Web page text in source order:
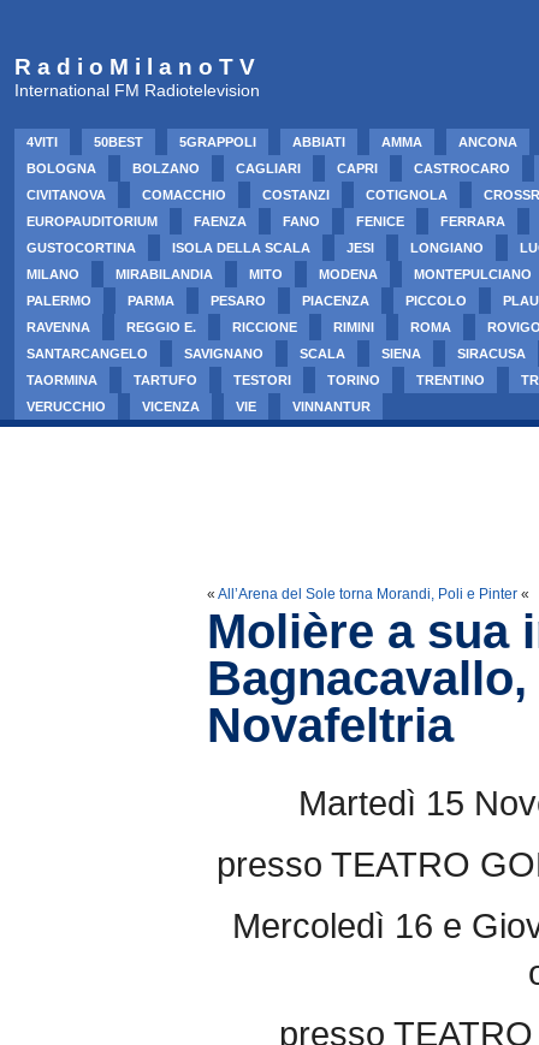
R a d i o M i l a n o T V
International FM Radiotelevision
4VITI 50BEST 5GRAPPOLI ABBIATI AMMA
ANCONA
BOLOGNA
BOLZANO CAGLIARI CAPRI
CASTROCARO
CIVITANOVA
COMACCHIO COSTANZI COTIGNOLA
EUROPAUDITORIUM
FAENZA FANO FENICE
FERRARA
GUSTOCORTINA
ISOLA DELLA SCALA JESI LONGIANO
MILANO
MIRABILANDIA MITO MODENA
MONTEPULCIANO
PALERMO
PARMA PESARO PIACENZA PICCOLO
RAVENNA
REGGIO E. RICCIONE RIMINI ROMA
SANTARCANGELO
SAVIGNANO SCALA SIENA
SIRACUSA
TAORMINA
TARTUFO TESTORI TORINO TRENTINO
VERUCCHIO
VICENZA VIE VINNANTUR
« All’Arena del Sole torna Morandi, Poli e Pinter «
Molière a sua
Novafeltria
Martedì 15
presso TEATRO
Mercoledì 16 e
presso